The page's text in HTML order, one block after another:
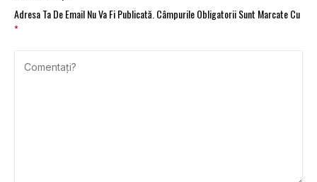
Adresa Ta De Email Nu Va Fi Publicată.Câmpurile Obligatorii Sunt Marcate Cu
*